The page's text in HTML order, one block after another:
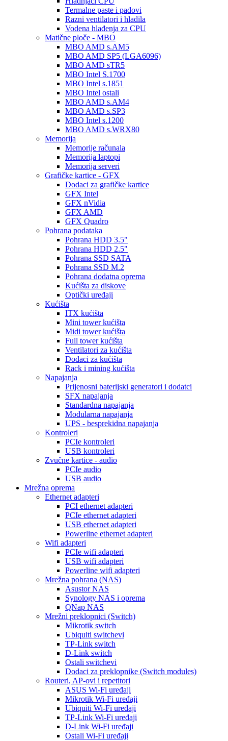
Termalne paste i padovi
Razni ventilatori i hladila
Vodena hlađenja za CPU
Matične ploče - MBO
MBO AMD s.AM5
MBO AMD SP5 (LGA6096)
MBO AMD sTR5
MBO Intel S.1700
MBO Intel s.1851
MBO Intel ostali
MBO AMD s.AM4
MBO AMD s.SP3
MBO Intel s.1200
MBO AMD s.WRX80
Memorija
Memorije računala
Memorija laptopi
Memorija serveri
Grafičke kartice - GFX
Dodaci za grafičke kartice
GFX Intel
GFX nVidia
GFX AMD
GFX Quadro
Pohrana podataka
Pohrana HDD 3.5"
Pohrana HDD 2.5"
Pohrana SSD SATA
Pohrana SSD M.2
Pohrana dodatna oprema
Kućišta za diskove
Optički uređaji
Kućišta
ITX kućišta
Mini tower kućišta
Midi tower kućišta
Full tower kućišta
Ventilatori za kućišta
Dodaci za kućišta
Rack i mining kućišta
Napajanja
Prijenosni baterijski generatori i dodatci
SFX napajanja
Standardna napajanja
Modularna napajanja
UPS - besprekidna napajanja
Kontroleri
PCIe kontroleri
USB kontroleri
Zvučne kartice - audio
PCIe audio
USB audio
Mrežna oprema
Ethernet adapteri
PCI ethernet adapteri
PCIe ethernet adapteri
USB ethernet adapteri
Powerline ethernet adapteri
Wifi adapteri
PCIe wifi adapteri
USB wifi adapteri
Powerline wifi adapteri
Mrežna pohrana (NAS)
Asustor NAS
Synology NAS i oprema
QNap NAS
Mrežni preklopnici (Switch)
Mikrotik switch
Ubiquiti switchevi
TP-Link switch
D-Link switch
Ostali switchevi
Dodaci za preklopnike (Switch modules)
Routeri, AP-ovi i repetitori
ASUS Wi-Fi uređaji
Mikrotik Wi-Fi uređaji
Ubiquiti Wi-Fi uređaji
TP-Link Wi-Fi uređaji
D-Link Wi-Fi uređaji
Ostali Wi-Fi uređaji